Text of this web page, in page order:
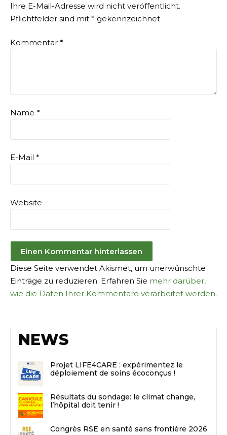
Ihre E-Mail-Adresse wird nicht veröffentlicht.
Pflichtfelder sind mit * gekennzeichnet
Kommentar *
Name *
E-Mail *
Website
Diese Seite verwendet Akismet, um unerwünschte
Einträge zu reduzieren. Erfahren Sie mehr darüber,
wie die Daten Ihrer Kommentare verarbeitet werden.
NEWS
Projet LIFE4CARE : expérimentez le
déploiement de soins écoconçus !
Résultats du sondage: le climat change,
l’hôpital doit tenir !
Congrès RSE en santé sans frontière 2026